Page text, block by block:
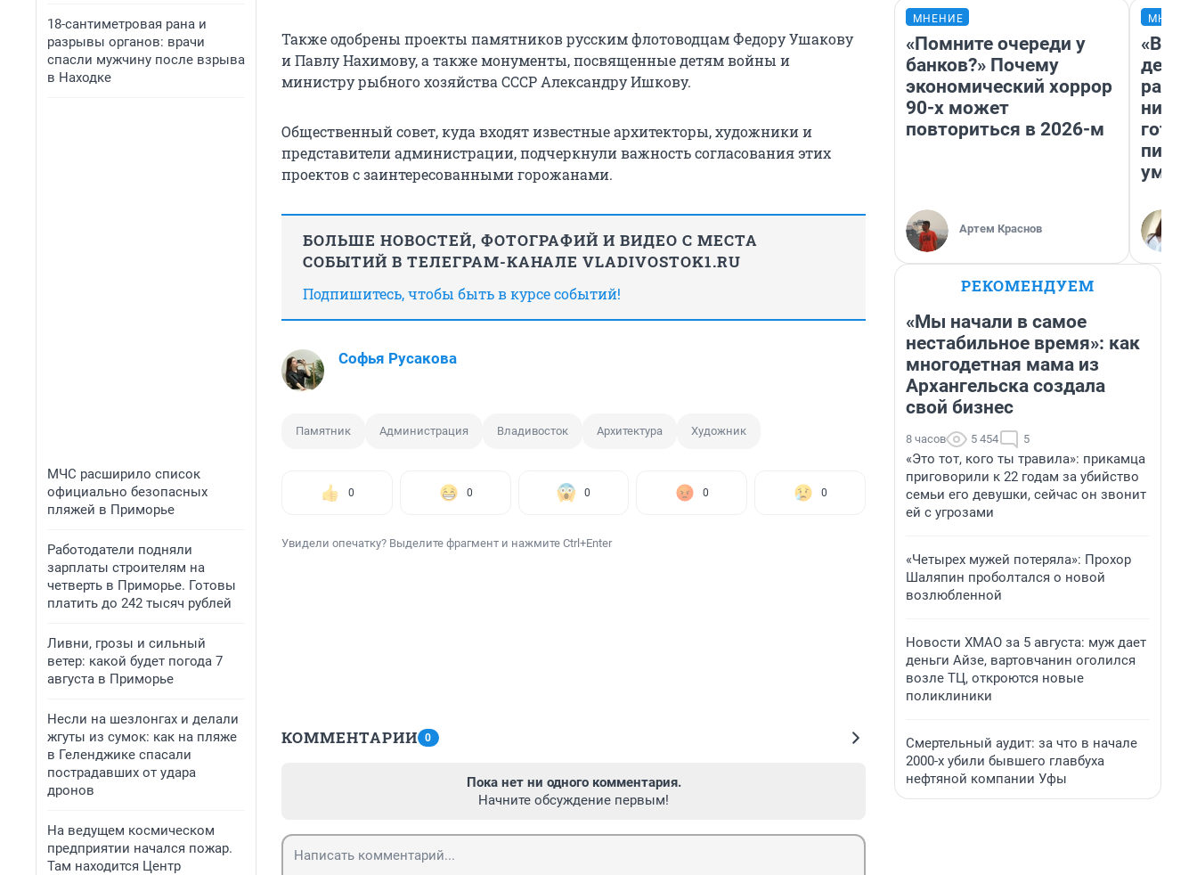
18-сантиметровая рана и
разрывы органов: врачи
спасли мужчину после взрыва
в Находке
МЧС расширило список
официально безопасных
пляжей в Приморье
Работодатели подняли
зарплаты строителям на
четверть в Приморье. Готовы
платить до 242 тысяч рублей
Ливни, грозы и сильный
ветер: какой будет погода 7
августа в Приморье
Несли на шезлонгах и делали
жгуты из сумок: как на пляже
в Геленджике спасали
пострадавших от удара
дронов
На ведущем космическом
предприятии начался пожар.
Там находится Центр
Также одобрены проекты памятников русским флотоводцам Федору Ушакову
и Павлу Нахимову, а также монументы, посвященные детям войны и
министру рыбного хозяйства СССР Александру Ишкову.
Общественный совет, куда входят известные архитекторы, художники и
представители администрации, подчеркнули важность согласования этих
проектов с заинтересованными горожанами.
БОЛЬШЕ НОВОСТЕЙ, ФОТОГРАФИЙ И ВИДЕО С МЕСТА
СОБЫТИЙ В ТЕЛЕГРАМ-КАНАЛЕ VLADIVOSTOK1.RU
Подпишитесь, чтобы быть в курсе событий!
Софья Русакова
Памятник Администрация Владивосток Архитектура Художник
0 0 0 0 0
Увидели опечатку? Выделите фрагмент и нажмите Ctrl+Enter
КОММЕНТАРИИ 0
Пока нет ни одного комментария.
Начните обсуждение первым!
МНЕНИЕ
«Помните очереди у
банков?» Почему
экономический хоррор
90-х может
повториться в 2026-м
Артем Краснов
РЕКОМЕНДУЕМ
«Мы начали в самое
нестабильное время»: как
многодетная мама из
Архангельска создала
свой бизнес
8 часов 5 454 5
«Это тот, кого ты травила»: прикамца
приговорили к 22 годам за убийство
семьи его девушки, сейчас он звонит
ей с угрозами
«Четырех мужей потеряла»: Прохор
Шаляпин проболтался о новой
возлюбленной
Новости ХМАО за 5 августа: муж дает
деньги Айзе, вартовчанин оголился
возле ТЦ, откроются новые
поликлиники
Смертельный аудит: за что в начале
2000-х убили бывшего главбуха
нефтяной компании Уфы